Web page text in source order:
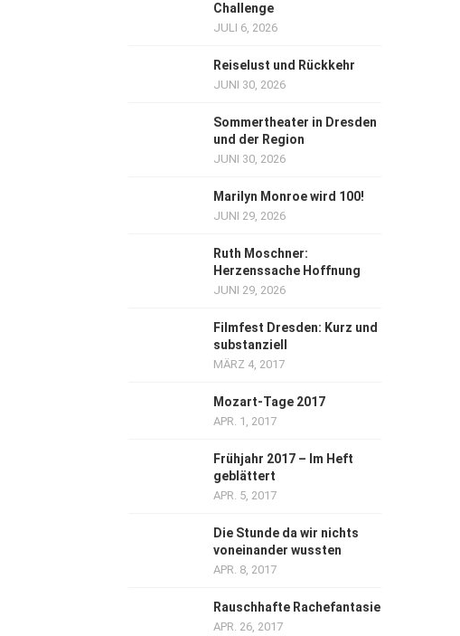
Challenge
JULI 6, 2026
Reiselust und Rückkehr
JUNI 30, 2026
Sommertheater in Dresden
und der Region
JUNI 30, 2026
Marilyn Monroe wird 100!
JUNI 29, 2026
Ruth Moschner:
Herzenssache Hoffnung
JUNI 29, 2026
Filmfest Dresden: Kurz und
substanziell
MÄRZ 4, 2017
Mozart-Tage 2017
APR. 1, 2017
Frühjahr 2017 – Im Heft
geblättert
APR. 5, 2017
Die Stunde da wir nichts
voneinander wussten
APR. 8, 2017
Rauschhafte Rachefantasie
APR. 26, 2017